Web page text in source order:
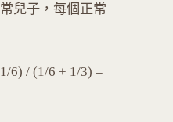
兒子，每個正常
6) / (1/6 + 1/3) =